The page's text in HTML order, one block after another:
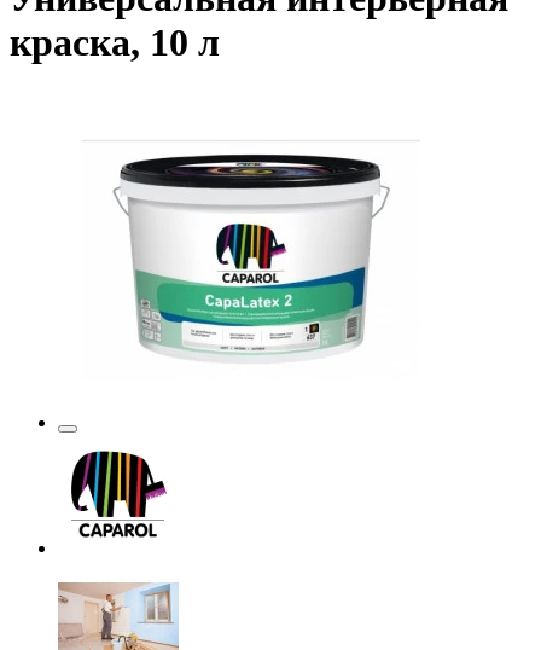
краска, 10 л